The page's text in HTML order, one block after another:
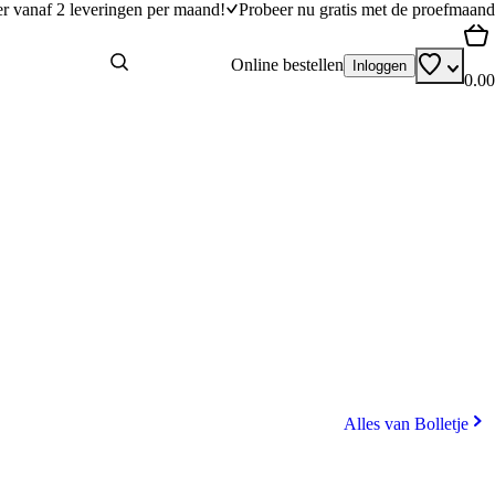
vanaf 2 leveringen per maand! Probeer nu gratis met de proefmaand
Online bestellen Inloggen
0.00
Alles van Bolletje